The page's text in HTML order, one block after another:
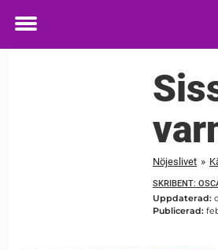
Toggle
Nöjeslivet »
SKRIBENT:
Uppdaterad:
Publicerad: